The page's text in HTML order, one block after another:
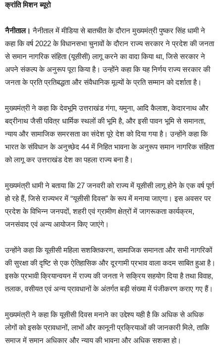
क्रांति मिशन ब्यूरो
नैनीताल। नैनीताल में मीडिया से बातचीत के दौरान मुख्यमंत्री पुष्कर सिंह धामी ने
कहा कि वर्ष 2022 के विधानसभा चुनावों के दौरान राज्य सरकार ने प्रदेश की जनता
से समान नागरिक संहिता (यूसीसी) लागू करने का वादा किया था, जिसे सरकार ने
अपने संकल्प के अनुरूप पूरा किया है। उन्होंने कहा कि यह निर्णय राज्य सरकार की
जनता के प्रति प्रतिबद्धता और संवैधानिक मूल्यों के प्रति सम्मान को दर्शाता है।
मुख्यमंत्री ने कहा कि देवभूमि उत्तराखंड गंगा, यमुना, आदि कैलाश, केदारनाथ और
बद्रीनाथ जैसी पवित्र धार्मिक स्थलों की भूमि है, और इसी पावन भूमि से समानता,
न्याय और सामाजिक समरसता का संदेश पूरे देश को दिया गया है। उन्होंने कहा कि
भारत के संविधान के अनुच्छेद 44 में निहित भावना के अनुरूप समान नागरिक संहिता
को लागू कर उत्तराखंड देश का पहला राज्य बना है।
मुख्यमंत्री धामी ने बताया कि 27 जनवरी को राज्य में यूसीसी लागू होने के एक वर्ष पूर्ण
हो रहे हैं, जिसे राज्यभर में “यूसीसी दिवस” के रूप में मनाया जाएगा। इस अवसर पर
प्रदेश के विभिन्न जनपदों, शहरी एवं ग्रामीण क्षेत्रों में जागरूकता कार्यक्रम,
जनसंवाद एवं अन्य आयोजन किए जाएंगे।
उन्होंने कहा कि यूसीसी महिला सशक्तिकरण, सामाजिक समानता और सभी नागरिकों
की सुरक्षा की दृष्टि से एक ऐतिहासिक और दूरगामी प्रभाव वाला कदम साबित हुआ है।
इसके प्रभावी क्रियान्वयन में राज्य की जनता ने सक्रिय सहयोग दिया है तथा विवाह,
तलाक, वसीयत एवं अन्य प्रावधानों के अंतर्गत बड़ी संख्या में पंजीकरण कराए गए हैं।
मुख्यमंत्री ने कहा कि यूसीसी दिवस मनाने का उद्देश्य यही है कि अधिक से अधिक
लोगों को इसके प्रावधानों, लाभों और कानूनी प्रक्रियाओं की जानकारी मिले, ताकि
समाज में समान अधिकार और न्याय की भावना और अधिक सशक्त हो।